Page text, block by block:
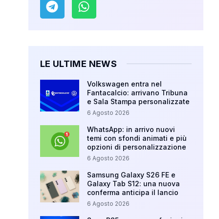
LE ULTIME NEWS
Volkswagen entra nel
Fantacalcio: arrivano Tribuna
e Sala Stampa personalizzate
6 Agosto 2026
WhatsApp: in arrivo nuovi
temi con sfondi animati e più
opzioni di personalizzazione
6 Agosto 2026
Samsung Galaxy S26 FE e
Galaxy Tab S12: una nuova
conferma anticipa il lancio
6 Agosto 2026